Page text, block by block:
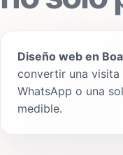
Diseño web en
convertir una visita
WhatsApp o una
medible.